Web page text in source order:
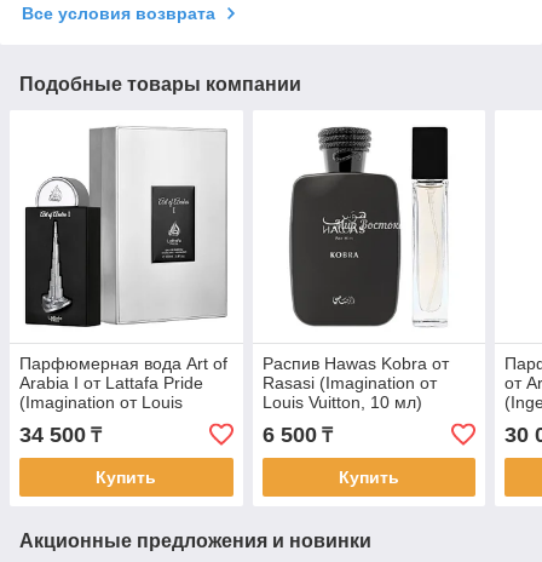
Все условия возврата
Подобные товары компании
Парфюмерная вода Art of
Arabia I от Lattafa Pride
(Imagination от Louis
Vuitton, 100 мл)
34 500 ₸
Купить
Распив Hawas Kobra от
Rasasi (Imagination от
Louis Vuitton, 10 мл)
6 500₸
Купить
от
100
30
Акционные предложения и новинки